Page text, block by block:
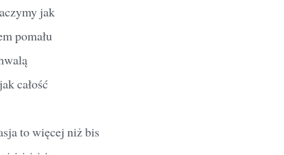
jak
pomału
całość
to więcej niż bis